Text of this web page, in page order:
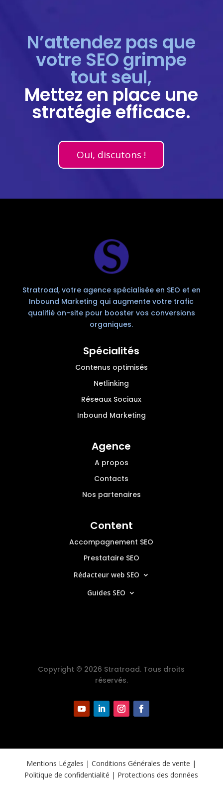
N’attendez pas que
votre SEO grimpe
tout seul,
Mettez en place une
stratégie efficace.
Oui, discutons !
Stratroad, votre agence spécialisée en SEO et en
Inbound Marketing qui augmente votre trafic
qualifié on-site pour booster vos conversions
organiques.
Spécialités
Contenus optimisés
Netlinking
Réseaux Sociaux
Inbound Marketing
Agence
A propos
Contacts
Nos partenaires
Content
Accompagnement SEO
Prestataire SEO
Rédacteur web SEO
Guides SEO
Copyright © 2026 Stratroad. Tous droits
réservés.
Mentions Légales | Conditions Générales de vente |
Politique de confidentialité | Protections des données